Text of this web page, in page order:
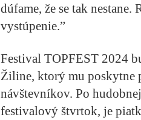
dúfame, že se tak nestane.
vystúpenie.”
Festival TOPFEST 2024
Žiline, ktorý mu poskytne
návštevníkov. Po
festivalový štvrtok, je